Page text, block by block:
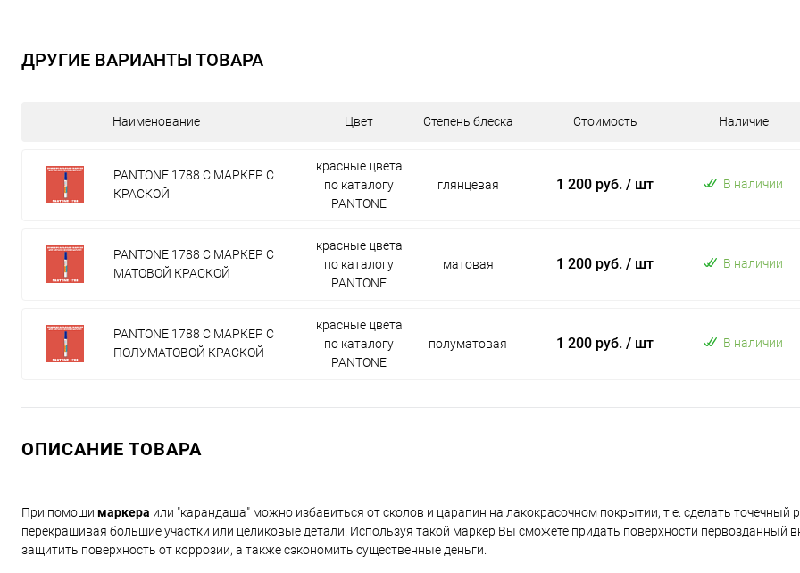
ДРУГИЕ ВАРИАНТЫ ТОВАРА
Наименование Цвет Степень блеска Стоимость Наличие
PANTONE 1788 C МАРКЕР С
КРАСКОЙ
красные цвета
по каталогу
PANTONE
глянцевая 1 200 руб. / шт В наличии
PANTONE 1788 C МАРКЕР С
МАТОВОЙ КРАСКОЙ
красные цвета
по каталогу
PANTONE
матовая 1 200 руб. / шт В наличии
PANTONE 1788 C МАРКЕР С
ПОЛУМАТОВОЙ КРАСКОЙ
красные цвета
по каталогу
PANTONE
полуматовая 1 200 руб. / шт В наличии
ОПИСАНИЕ ТОВАРА
При помощи маркера или "карандаша" можно избавиться от сколов и царапин на лакокрасочном покрытии, т.е. сделать точечный
перекрашивая большие участки или целиковые детали. Используя такой маркер Вы сможете придать поверхности первозданный
защитить поверхность от коррозии, а также сэкономить существенные деньги.